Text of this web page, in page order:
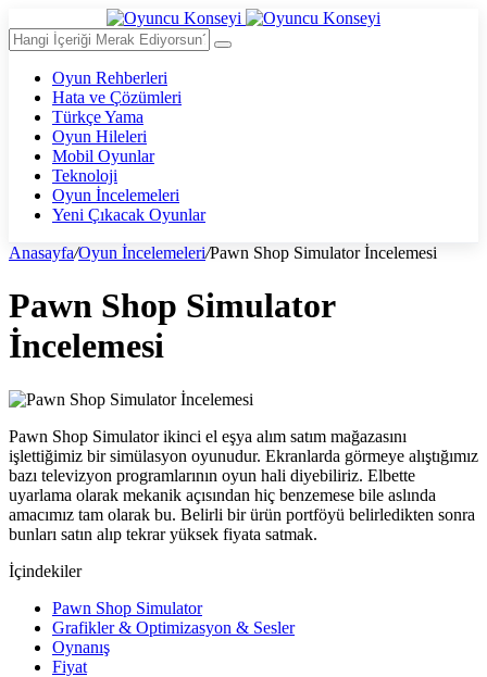
Oyun Rehberleri
Hata ve Çözümleri
Türkçe Yama
Oyun Hileleri
Mobil Oyunlar
Teknoloji
Oyun İncelemeleri
Yeni Çıkacak Oyunlar
Anasayfa/Oyun İncelemeleri/Pawn Shop Simulator İncelemesi
Pawn Shop Simulator
İncelemesi
Pawn Shop Simulator ikinci el eşya alım satım mağazasını
işlettiğimiz bir simülasyon oyunudur. Ekranlarda görmeye alıştığımız
bazı televizyon programlarının oyun hali diyebiliriz. Elbette
uyarlama olarak mekanik açısından hiç benzemese bile aslında
amacımız tam olarak bu. Belirli bir ürün portföyü belirledikten sonra
bunları satın alıp tekrar yüksek fiyata satmak.
İçindekiler
Pawn Shop Simulator
Grafikler & Optimizasyon & Sesler
Oynanış
Fiyat